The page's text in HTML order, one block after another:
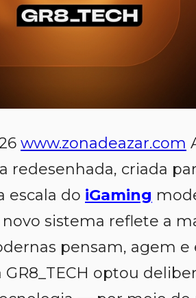
www.zonadeazar.com
redesenhada, criada
escala do iGaming
sistema reflete a
pensam, agem e
optou